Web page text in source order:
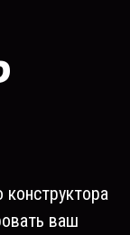
ваш